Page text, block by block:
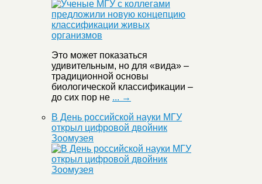
Это может показаться
удивительным, но для «вида» –
традиционной основы
биологической классификации –
до сих пор не ... →
В День российской науки МГУ
открыл цифровой двойник
Зоомузея